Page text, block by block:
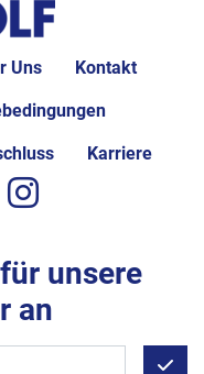
Uns Kontakt
Karriere
instagram
unsere
an